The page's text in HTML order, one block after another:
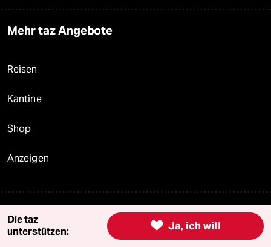
Mehr taz Angebote
Reisen
Kantine
Shop
Anzeigen
Fragen & Hilfe
 Ja, ich will
Die taz
unterstützen: